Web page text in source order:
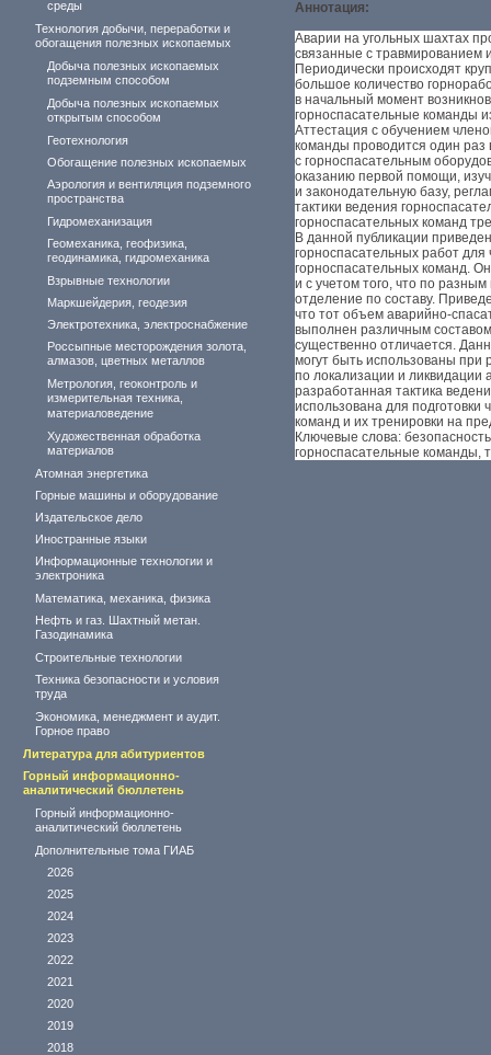
среды
Технология добычи, переработки и
обогащения полезных ископаемых
Добыча полезных ископаемых
подземным способом
Добыча полезных ископаемых
открытым способом
Геотехнология
Обогащение полезных ископаемых
Аэрология и вентиляция подземного
пространства
Гидромеханизация
Геомеханика, геофизика,
геодинамика, гидромеханика
Взрывные технологии
Маркшейдерия, геодезия
Электротехника, электроснабжение
Россыпные месторождения золота,
алмазов, цветных металлов
Метрология, геоконтроль и
измерительная техника,
материаловедение
Художественная обработка
материалов
Атомная энергетика
Горные машины и оборудование
Издательское дело
Иностранные языки
Информационные технологии и
электроника
Математика, механика, физика
Нефть и газ. Шахтный метан.
Газодинамика
Строительные технологии
Техника безопасности и условия
труда
Экономика, менеджмент и аудит.
Горное право
Литература для абитуриентов
Горный информационно-
аналитический бюллетень
Горный информационно-
аналитический бюллетень
Дополнительные тома ГИАБ
2026
2025
2024
2023
2022
2021
2020
2019
2018
Аннотация:
Аварии на угольных шахтах
связанные с травмированием
Периодически происходят
большое количество
в начальный момент
горноспасательные команды
Аттестация с обучением
команды проводится один раз
с горноспасательным
оказанию первой помощи,
и законодательную базу,
тактики ведения
горноспасательных команд
В данной публикации
горноспасательных работ для
горноспасательных команд.
и с учетом того, что по
отделение по составу.
что тот объем аварийно-­
выполнен различным
существенно отличается.
могут быть использованы при
по локализации и ликвидации
разработанная тактика
использована для подготовки
команд и их тренировки на
Ключевые слова:
горноспасательные команды,